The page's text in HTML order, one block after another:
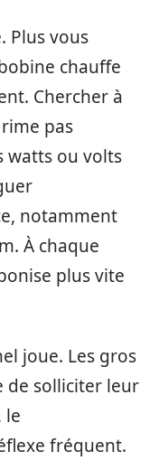
Plus vous
chauffe
Chercher à
pas
watts ou volts
notamment
À chaque
plus vite
joue. Les gros
de solliciter leur
le
fréquent.